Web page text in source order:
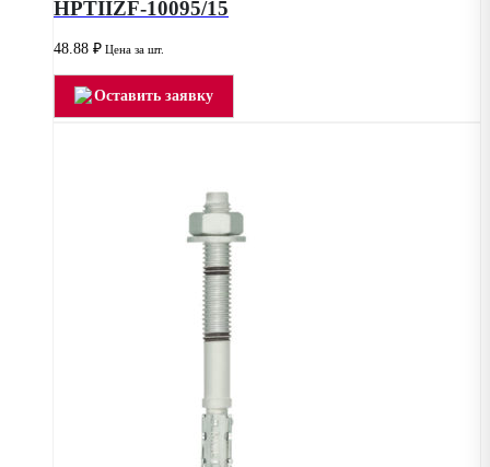
HPTIIZF-10095/15
48.88 ₽ Цена за шт.
Оставить заявку